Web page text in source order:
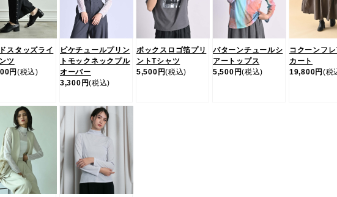
スタッズライ
ツ
円 (税込)
ピケチュールプリン
トモックネックプル
オーバー
3,300円(税込)
ボックスロゴ箔プリ
ントTシャツ
5,500円(税込)
パターンチュールシ
アートップス
5,500円(税込)
コクーンフ
カート
19,800円 (税